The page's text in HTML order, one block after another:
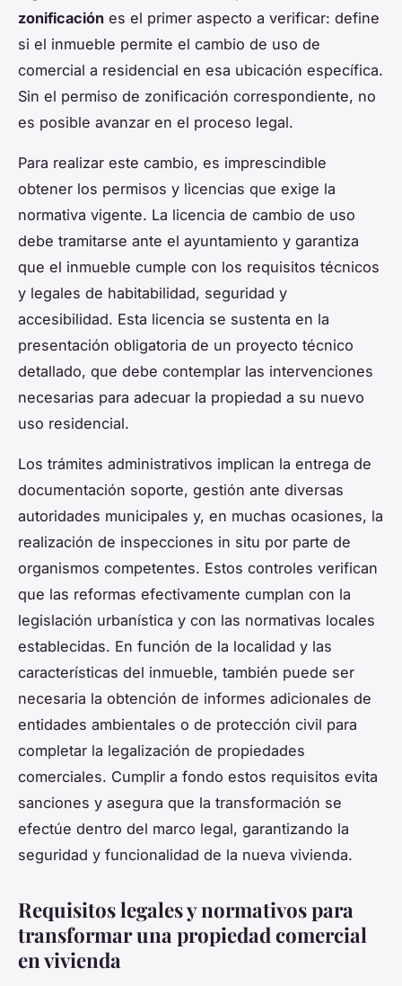
zonificación es el primer aspecto a verificar: define
si el inmueble permite el cambio de uso de
comercial a residencial en esa ubicación específica.
Sin el permiso de zonificación correspondiente, no
es posible avanzar en el proceso legal.
Para realizar este cambio, es imprescindible
obtener los permisos y licencias que exige la
normativa vigente. La licencia de cambio de uso
debe tramitarse ante el ayuntamiento y garantiza
que el inmueble cumple con los requisitos técnicos
y legales de habitabilidad, seguridad y
accesibilidad. Esta licencia se sustenta en la
presentación obligatoria de un proyecto técnico
detallado, que debe contemplar las intervenciones
necesarias para adecuar la propiedad a su nuevo
uso residencial.
Los trámites administrativos implican la entrega de
documentación soporte, gestión ante diversas
autoridades municipales y, en muchas ocasiones, la
realización de inspecciones in situ por parte de
organismos competentes. Estos controles verifican
que las reformas efectivamente cumplan con la
legislación urbanística y con las normativas locales
establecidas. En función de la localidad y las
características del inmueble, también puede ser
necesaria la obtención de informes adicionales de
entidades ambientales o de protección civil para
completar la legalización de propiedades
comerciales. Cumplir a fondo estos requisitos evita
sanciones y asegura que la transformación se
efectúe dentro del marco legal, garantizando la
seguridad y funcionalidad de la nueva vivienda.
Requisitos legales y normativos para
transformar una propiedad comercial
en vivienda